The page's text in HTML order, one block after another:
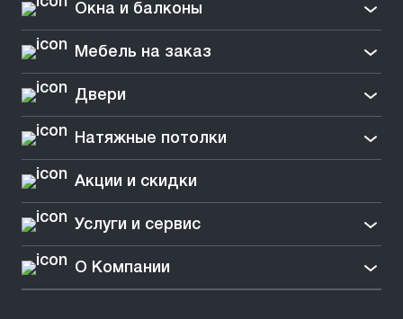
Окна и балконы
Мебель на заказ
Двери
Натяжные потолки
Акции и скидки
Услуги и сервис
О Компании